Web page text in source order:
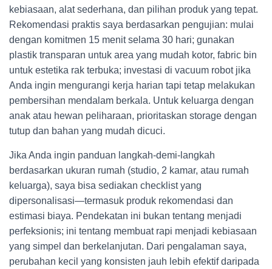
kebiasaan, alat sederhana, dan pilihan produk yang tepat.
Rekomendasi praktis saya berdasarkan pengujian: mulai
dengan komitmen 15 menit selama 30 hari; gunakan
plastik transparan untuk area yang mudah kotor, fabric bin
untuk estetika rak terbuka; investasi di vacuum robot jika
Anda ingin mengurangi kerja harian tapi tetap melakukan
pembersihan mendalam berkala. Untuk keluarga dengan
anak atau hewan peliharaan, prioritaskan storage dengan
tutup dan bahan yang mudah dicuci.
Jika Anda ingin panduan langkah-demi-langkah
berdasarkan ukuran rumah (studio, 2 kamar, atau rumah
keluarga), saya bisa sediakan checklist yang
dipersonalisasi—termasuk produk rekomendasi dan
estimasi biaya. Pendekatan ini bukan tentang menjadi
perfeksionis; ini tentang membuat rapi menjadi kebiasaan
yang simpel dan berkelanjutan. Dari pengalaman saya,
perubahan kecil yang konsisten jauh lebih efektif daripada